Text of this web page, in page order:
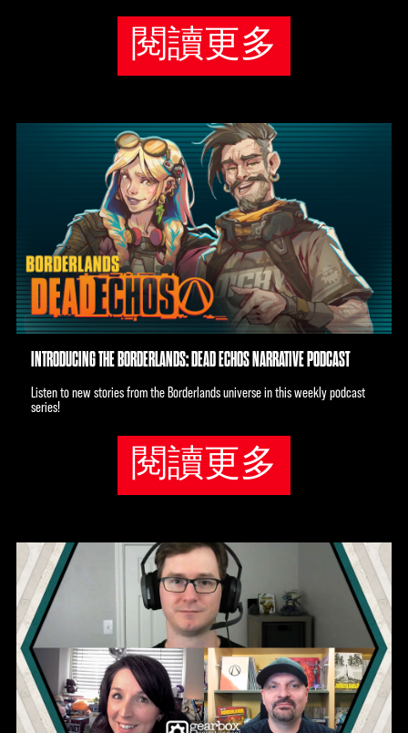
閱讀更多
INTRODUCING THE BORDERLANDS: DEAD ECHOS NARRATIVE PODCAST
Listen to new stories from the Borderlands universe in this weekly podcast
series!
閱讀更多